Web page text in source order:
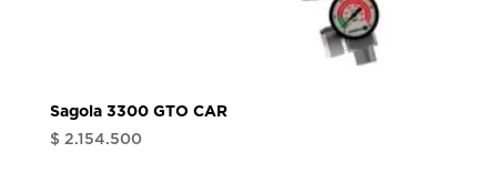
Sagola 3300 GTO CAR
$ 2.154.500